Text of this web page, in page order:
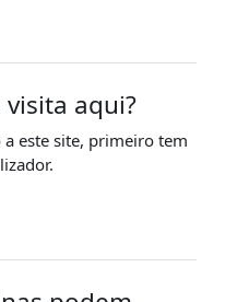
aqui?
a este site, primeiro tem